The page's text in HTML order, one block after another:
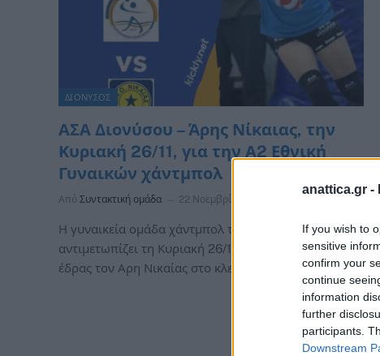
anattica.gr -
If you wish to
sensitive
confirm your
continue
information
further
participants.
Downstream
ΔΙΟΝΥΣΟΣ
ΑΣΑ Διονύσου – Άρης Νίκαιας, την
Κυριακή 26/11, για την Α2 Εθνική
Γυναικών χάντμπολ
Από Συντακτική ομάδα 22 Νοεμβρίου, 2023
Η γυναικεία ομάδα χάντμπολ του ΑΣΑ Διονύσου
αντιμετωπίζει τη Κυριακή 26/11 στις 17.45μμ, εντός
έδρας τον Αρη Νικαίας στο κλειστό…